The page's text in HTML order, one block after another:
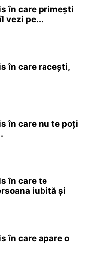
în care primești
vezi pe...
în care racești,
în care nu te poți
în care te
iubită și
în care apare o